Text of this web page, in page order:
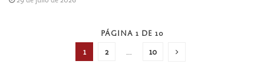
PÁGINA 1 DE 10
1 2 10